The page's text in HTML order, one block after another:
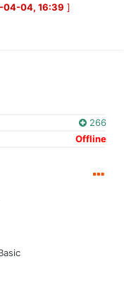
04-04, 16:39 ]
266
Offline